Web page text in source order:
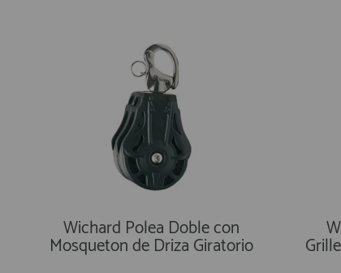
Wichard Polea Doble con
Mosqueton de Driza Giratorio